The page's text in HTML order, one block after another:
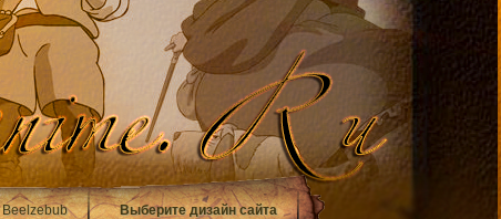
Beelzebub Выберите дизайн сайта